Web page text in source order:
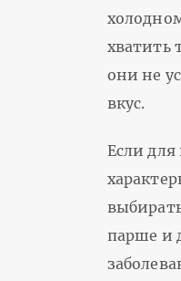
хватить
они не
вкус.
Если
парше и